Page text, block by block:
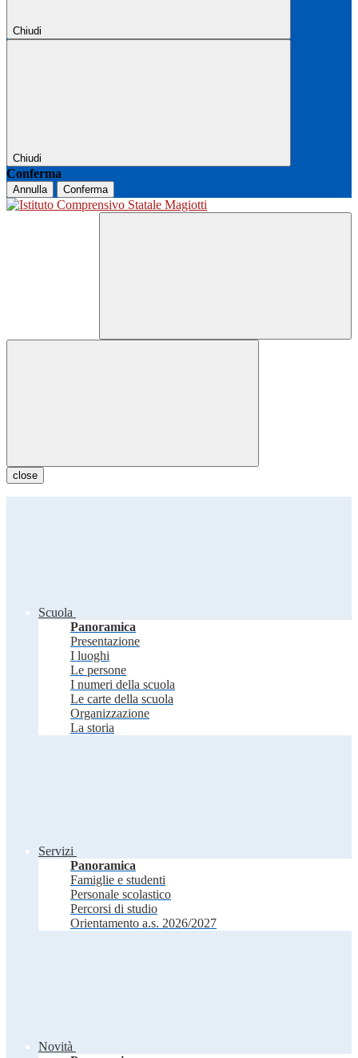
Chiudi
Chiudi
Conferma
Annulla Conferma
close
Scuola
Panoramica
Presentazione
I luoghi
Le persone
I numeri della scuola
Le carte della scuola
Organizzazione
La storia
Servizi
Panoramica
Famiglie e studenti
Personale scolastico
Percorsi di studio
Orientamento a.s. 2026/2027
Novità